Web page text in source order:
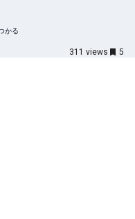
かる
311 views 5